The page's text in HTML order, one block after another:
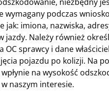
wymagany podczas
jak: imiona, nazwiska,
Należy również
sprawcy i dane
pojazdu po kolizji. Na
na wysokość
naszym interesie.